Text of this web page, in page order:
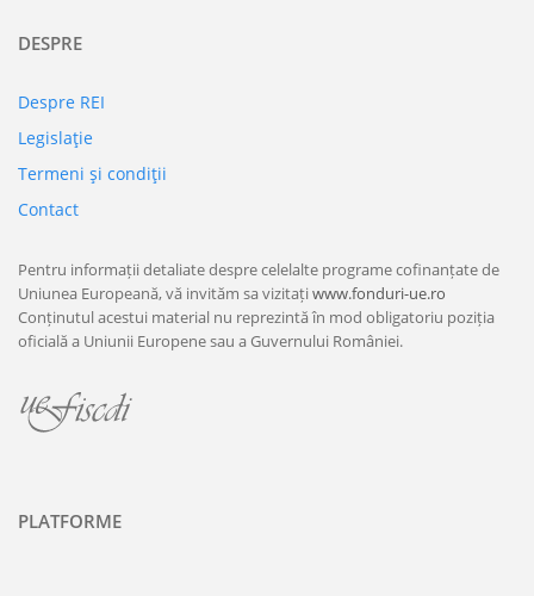
DESPRE
Despre REI
Legislaţie
Termeni şi condiţii
Contact
Pentru informații detaliate despre celelalte programe cofinanțate de
Uniunea Europeană, vă invităm sa vizitațiwww.fonduri-ue.ro
Conținutul acestui material nu reprezintă în mod obligatoriu poziția
oficială a Uniunii Europene sau a Guvernului României.
PLATFORME